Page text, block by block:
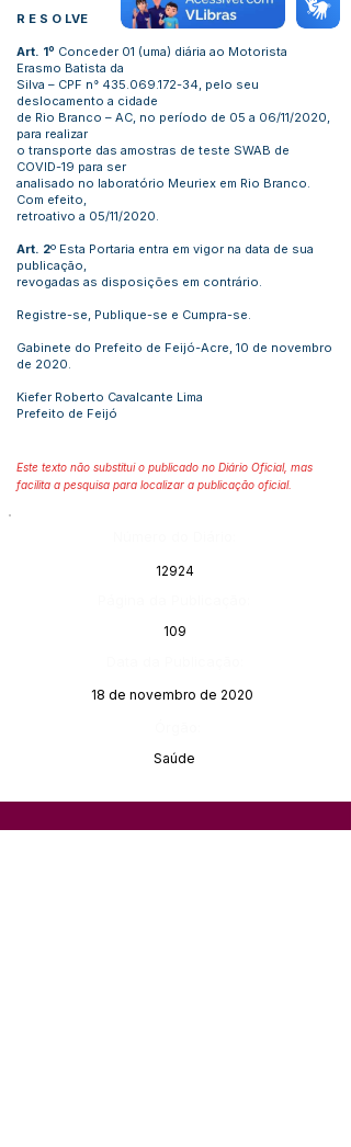
R E S O LVE
Art. 1º Conceder 01 (uma) diária ao Motorista
Erasmo Batista da
Silva – CPF n° 435.069.172-34, pelo seu
deslocamento a cidade
de Rio Branco – AC, no período de 05 a 06/11/2020,
para realizar
o transporte das amostras de teste SWAB de
COVID-19 para ser
analisado no laboratório Meuriex em Rio Branco.
Com efeito,
retroativo a 05/11/2020.
Art. 2º Esta Portaria entra em vigor na data de sua
publicação,
revogadas as disposições em contrário.
Registre-se, Publique-se e Cumpra-se.
Gabinete do Prefeito de Feijó-Acre, 10 de novembro
de 2020.
Kiefer Roberto Cavalcante Lima
Prefeito de Feijó
Este texto não substitui o publicado no Diário Oficial, mas
facilita a pesquisa para localizar a publicação oficial.
12924
109
18 de novembro de 2020
Saúde